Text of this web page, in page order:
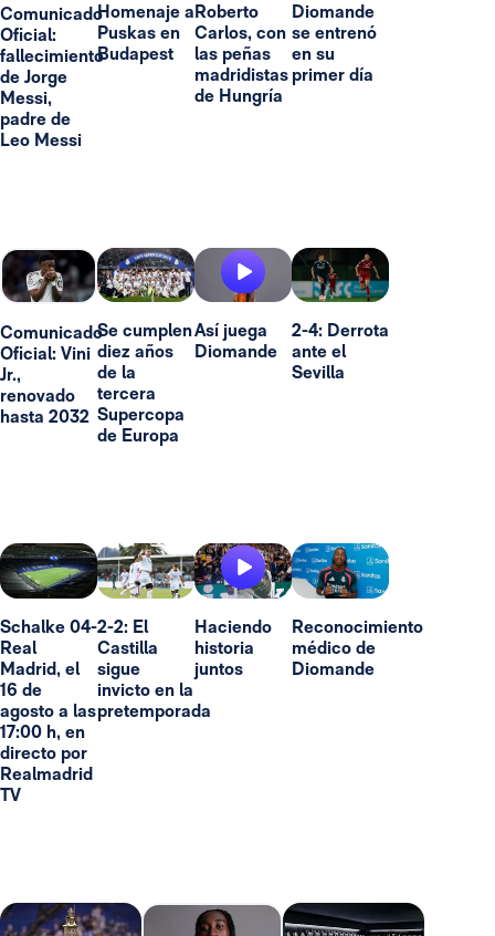
Comunicado
Oficial:
fallecimiento
de Jorge
Messi,
padre de
Leo Messi
Homenaje a
Puskas en
Budapest
Roberto
Carlos, con
las peñas
madridistas
de Hungría
Diomande
se entrenó
en su
primer día
Comunicado
Oficial: Vini
Jr.,
renovado
hasta 2032
Se cumplen
diez años
de la
tercera
Supercopa
de Europa
Así juega
Diomande
2-4: Derrota
ante el
Sevilla
Schalke 04-
Real
Madrid, el
16 de
agosto a las
17:00 h, en
directo por
Realmadrid
TV
2-2: El
Castilla
sigue
invicto en la
pretemporada
Haciendo
historia
juntos
Reconocimiento
médico de
Diomande